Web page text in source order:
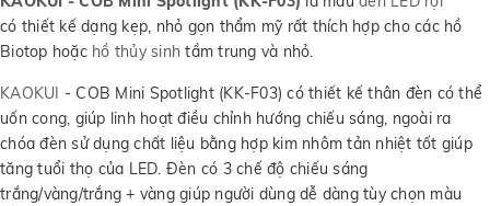
có thiết kế dạng kẹp, nhỏ gọn thẩm mỹ rất thích hợp cho các hồ
Biotop hoặc hồ thủy sinh tầm trung và nhỏ.
KAOKUI - COB Mini Spotlight (KK-F03) có thiết kế thân đèn có thể
uốn cong, giúp linh hoạt điều chỉnh hướng chiếu sáng, ngoài ra
chóa đèn sử dụng chất liệu bằng hợp kim nhôm tản nhiệt tốt giúp
tăng tuổi thọ của LED. Đèn có 3 chế độ chiếu sáng
trắng/vàng/trắng + vàng giúp người dùng dễ dàng tùy chọn màu